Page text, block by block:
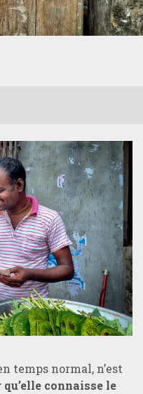
temps normal, n’est
qu’elle connaisse le